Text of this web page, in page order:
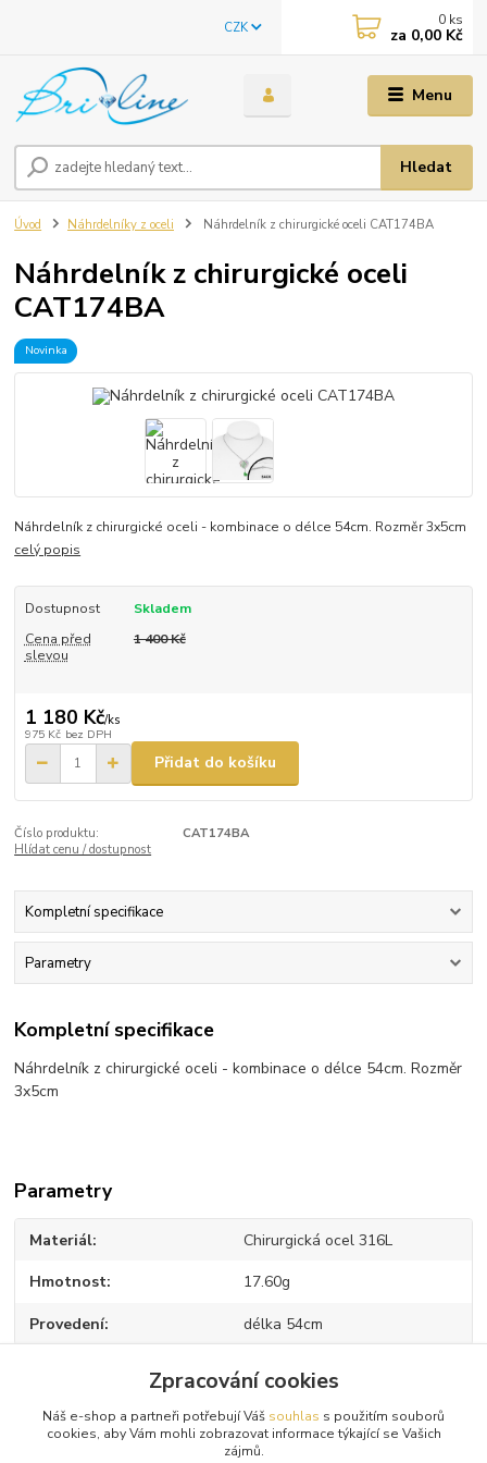
Menu
CZK
Hledat
0 ks
za 0,00 Kč
Úvod Náhrdelníky z oceli Náhrdelník z chirurgické oceli CAT174BA
Náhrdelník z chirurgické oceli
CAT174BA
Novinka
Náhrdelník z chirurgické oceli - kombinace o délce 54cm. Rozměr 3x5cm
celý popis
Dostupnost
Skladem
Cena před
slevou
1 400 Kč
1 180 Kč/ks
975 Kč bez DPH
Přidat do košíku
Číslo produktu:
CAT174BA
Hlídat cenu / dostupnost
Kompletní specifikace
Parametry
Kompletní specifikace
Náhrdelník z chirurgické oceli - kombinace o délce 54cm. Rozměr
3x5cm
Parametry
Materiál Chirurgická ocel 316L
Hmotnost 17.60g
Provedení délka 54cm
Zboží zařazeno v kategoriích
Zpracování cookies
Náš e-shop a partneři potřebují Váš souhlas s použitím souborů
cookies, aby Vám mohli zobrazovat informace týkající se Vašich
zájmů.